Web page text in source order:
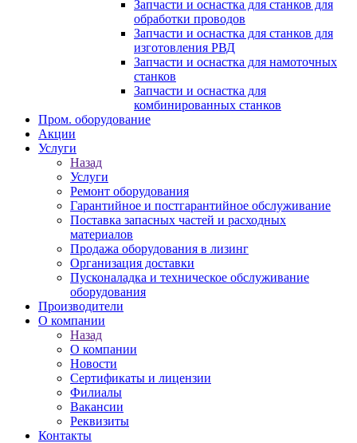
Запчасти и оснастка для станков для
обработки проводов
Запчасти и оснастка для станков для
изготовления РВД
Запчасти и оснастка для намоточных
станков
Запчасти и оснастка для
комбинированных станков
Пром. оборудование
Акции
Услуги
Назад
Услуги
Ремонт оборудования
Гарантийное и постгарантийное обслуживание
Поставка запасных частей и расходных
материалов
Продажа оборудования в лизинг
Организация доставки
Пусконаладка и техническое обслуживание
оборудования
Производители
О компании
Назад
О компании
Новости
Сертификаты и лицензии
Филиалы
Вакансии
Реквизиты
Контакты